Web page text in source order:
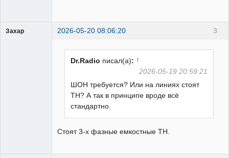
3
Захар 2026-05-20 08:06:20
Dr.Radio писал(а): ↑
2026-05-19 20:59:21
ШОН требуется? Или на линиях стоят
ТН? А так в принципе вроде всё
стандартно.
Стоят 3-х фазные емкостные ТН.